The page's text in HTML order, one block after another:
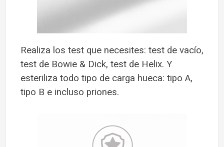
Realiza los test que necesites: test de vacío,
test de Bowie & Dick, test de Helix. Y
esteriliza todo tipo de carga hueca: tipo A,
tipo B e incluso priones.